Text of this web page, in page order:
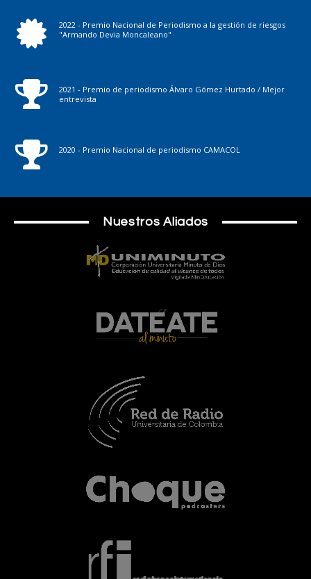
2022 - Premio Nacional de Periodismo a la gestión de riesgos
"Armando Devia Moncaleano"
2021 - Premio de periodismo Álvaro Gómez Hurtado / Mejor
entrevista
2020 - Premio Nacional de periodismo CAMACOL
Nuestros Aliados